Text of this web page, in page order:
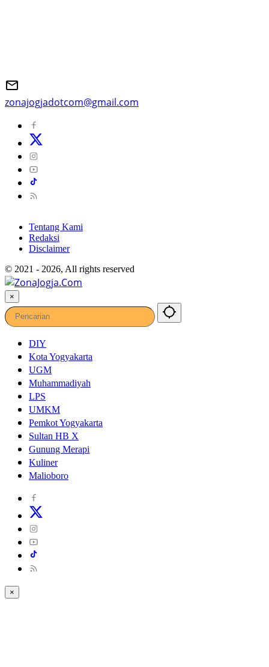
zonajogjadotcom@gmail.com
Tentang Kami
Redaksi
Disclaimer
© 2021 - 2026, All rights reserved
×
DIY
Kota Yogyakarta
UGM
Muhammadiyah
LPS
UMKM
Pemkot Yogyakarta
Sultan HB X
Gunung Merapi
Kuliner
Malioboro
×